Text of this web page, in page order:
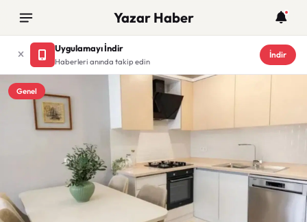
Yazar Haber
Uygulamayı İndir
Haberleri anında takip edin
İndir
Genel